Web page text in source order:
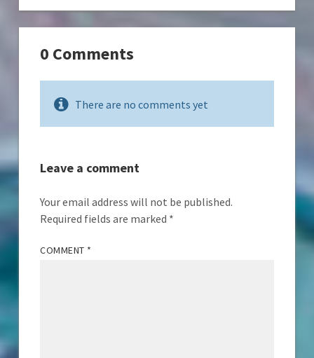
0 Comments
There are no comments yet
Leave a comment
Your email address will not be published.
Required fields are marked *
COMMENT *